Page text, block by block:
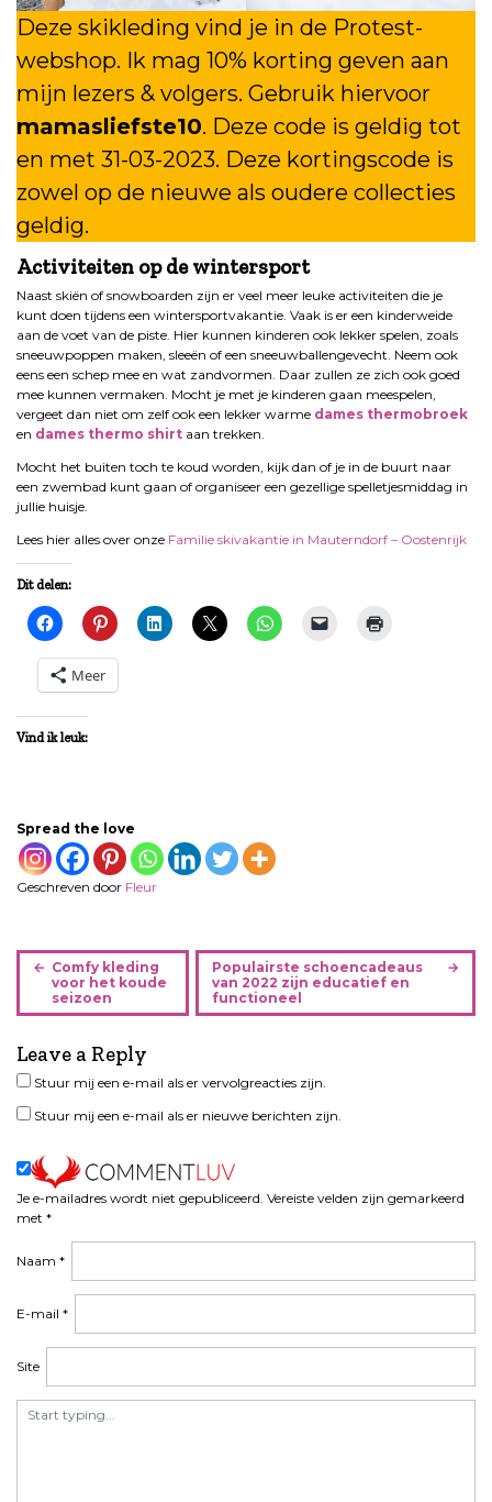
Deze skikleding vind je in de Protest-
webshop. Ik mag 10% korting geven aan
mijn lezers & volgers. Gebruik hiervoor
mamasliefste10. Deze code is geldig tot
en met 31-03-2023. Deze kortingscode is
zowel op de nieuwe als oudere collecties
geldig.
Activiteiten op de wintersport
Naast skiën of snowboarden zijn er veel meer leuke activiteiten die je
kunt doen tijdens een wintersportvakantie. Vaak is er een kinderweide
aan de voet van de piste. Hier kunnen kinderen ook lekker spelen, zoals
sneeuwpoppen maken, sleeën of een sneeuwballengevecht. Neem ook
eens een schep mee en wat zandvormen. Daar zullen ze zich ook goed
mee kunnen vermaken. Mocht je met je kinderen gaan meespelen,
vergeet dan niet om zelf ook een lekker warme dames thermobroek
en dames thermo shirt aan trekken.
Mocht het buiten toch te koud worden, kijk dan of je in de buurt naar
een zwembad kunt gaan of organiseer een gezellige spelletjesmiddag in
jullie huisje.
Lees hier alles over onze Familie skivakantie in Mauterndorf – Oostenrijk
Dit delen:
Meer
Vind ik leuk:
Spread the love
Geschreven door Fleur
B
r
c
h
t
v
i
g
a
e
Comfy kleding
voor het koude
seizoen
Populairste schoencadeaus
van 2022 zijn educatief en
functioneel
Leave a Reply
Je e-mailadres wordt niet gepubliceerd. Vereiste velden zijn gemarkeerd
met *
Naam *
E-mail *
Site
Stuur mij een e-mail als er vervolgreacties zijn.
Stuur mij een e-mail als er nieuwe berichten zijn.